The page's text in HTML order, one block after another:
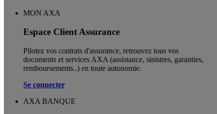
MON AXA
Espace Client Assurance
Pilotez vos contrats d'assurance, retrouvez tous vos
documents et services AXA (assistance, sinistres, garanties,
remboursements..) en toute autonomie. ​
Se connecter
AXA BANQUE